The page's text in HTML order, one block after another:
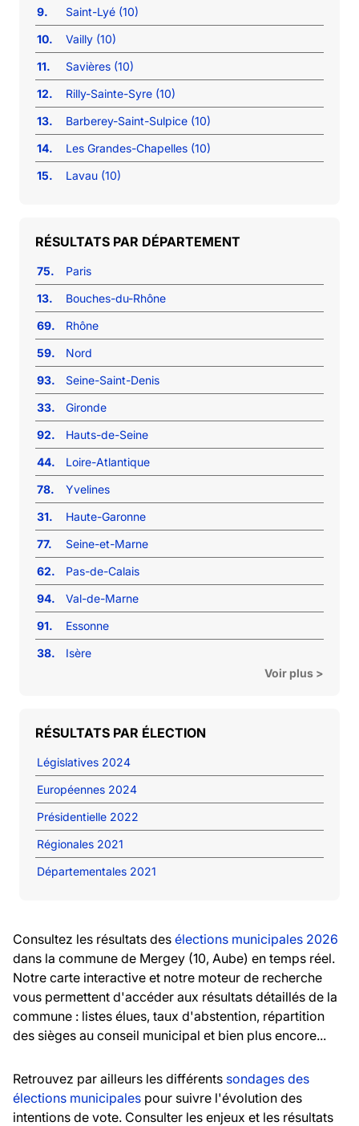
9.
Saint-Lyé (10)
10.
Vailly (10)
11.
Savières (10)
12.
Rilly-Sainte-Syre (10)
13.
Barberey-Saint-Sulpice (10)
14.
Les Grandes-Chapelles (10)
15.
Lavau (10)
RÉSULTATS PAR DÉPARTEMENT
75.
Paris
13.
Bouches-du-Rhône
69.
Rhône
59.
Nord
93.
Seine-Saint-Denis
33.
Gironde
92.
Hauts-de-Seine
44.
Loire-Atlantique
78.
Yvelines
31.
Haute-Garonne
77.
Seine-et-Marne
62.
Pas-de-Calais
94.
Val-de-Marne
91.
Essonne
38.
Isère
Voir plus >
RÉSULTATS PAR ÉLECTION
Législatives 2024
Européennes 2024
Présidentielle 2022
Régionales 2021
Départementales 2021
Consultez les résultats des élections municipales 2026
dans la commune de Mergey (10, Aube) en temps réel.
Notre carte interactive et notre moteur de recherche
vous permettent d'accéder aux résultats détaillés de la
commune : listes élues, taux d'abstention, répartition
des sièges au conseil municipal et bien plus encore...
Retrouvez par ailleurs les différents sondages des
élections municipales pour suivre l'évolution des
intentions de vote. Consulter les enjeux et les résultats